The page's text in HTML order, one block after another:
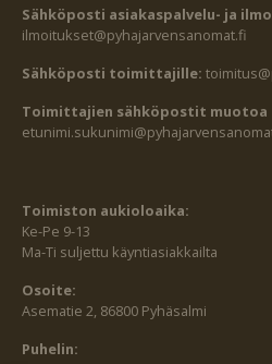
Sähköposti asiakaspalvelu- ja
ilmoitukset@pyhajarvensanomat.fi
Sähköposti toimittajille:
Toimittajien sähköpostit muotoa
Toimiston aukioloaika:
Ke-Pe 9-13
Ma-Ti suljettu käyntiasiakkailta
Osoite:
Asematie 2, 86800 Pyhäsalmi
Puhelin: